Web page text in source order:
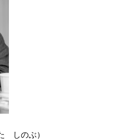
しのぶ）